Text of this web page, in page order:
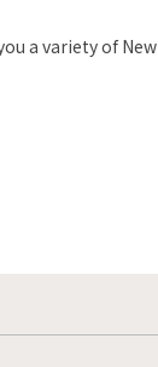
a variety of